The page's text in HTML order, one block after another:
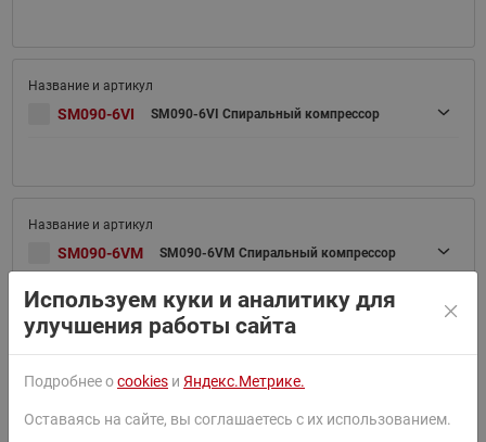
SM090-6VI SM090-6VI Спиральный компрессор
SM090-6VM SM090-6VM Спиральный компрессор
SM100-4VI SM100-4VI Спиральный компрессор
Используем куки и аналитику для
улучшения работы сайта
Подробнее оcookies и Яндекс.Метрике.
Оставаясь на сайте, вы соглашаетесь с их использованием.